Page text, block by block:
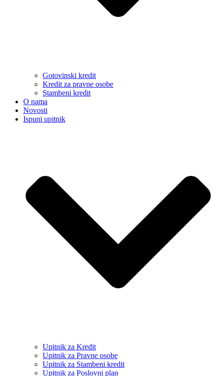
Gotovinski kredit
Kredit za pravne osobe
Stambeni kredit
O nama
Novosti
Ispuni upitnik
Upitnik za Kredit
Upitnik za Pravne osobe
Upitnik za Stambeni kredit
Upitnik za Poslovni plan